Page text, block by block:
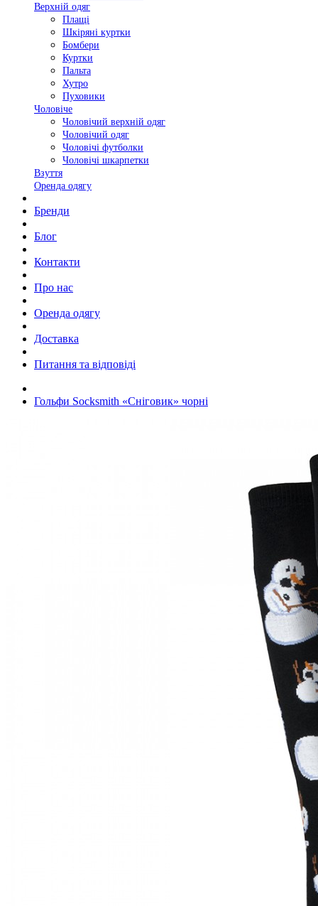
Верхній одяг
Плащі
Шкіряні куртки
Бомбери
Куртки
Пальта
Хутро
Пуховики
Чоловіче
Чоловічий верхній одяг
Чоловічий одяг
Чоловічі футболки
Чоловічі шкарпетки
Взуття
Оренда одягу
Бренди
Блог
Контакти
Про нас
Оренда одягу
Доставка
Питання та відповіді
Гольфи Socksmith «Сніговик» чорні